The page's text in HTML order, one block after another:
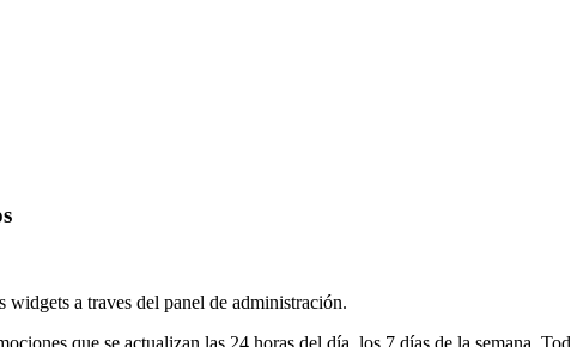
widgets a traves del panel de administración.